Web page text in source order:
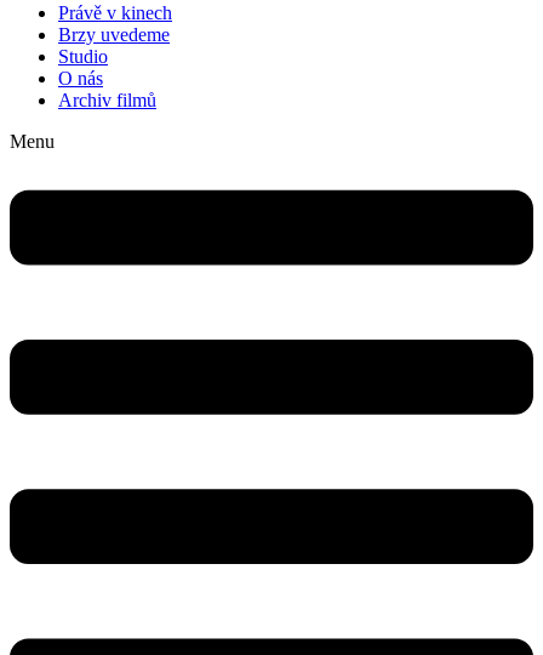
Právě v kinech
Brzy uvedeme
Studio
O nás
Archiv filmů
Menu